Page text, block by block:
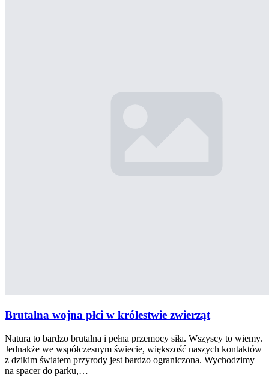
Brutalna wojna płci w królestwie zwierząt
Natura to bardzo brutalna i pełna przemocy siła. Wszyscy to wiemy.
Jednakże we współczesnym świecie, większość naszych kontaktów
z dzikim światem przyrody jest bardzo ograniczona. Wychodzimy
na spacer do parku,…